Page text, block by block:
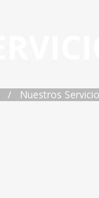
/ Nuestros